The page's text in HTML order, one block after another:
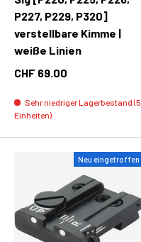
P227, P229, P320]
verstellbare Kimme |
weiße Linien
CHF 69.00
Sehr niedriger Lagerbestand (5
Einheiten)
Neu eingetroffen